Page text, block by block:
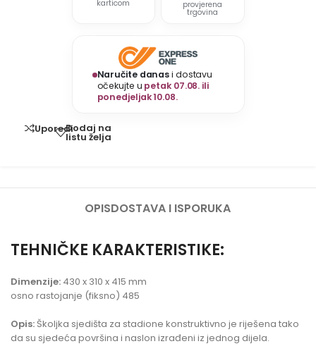
karticom provjerena
trgovina
Naručite danasi dostavu
očekujte u petak 07.08. ili
ponedjeljak 10.08.
UporediDodaj na
listu želja
OPISDOSTAVA I ISPORUKA
TEHNIČKE KARAKTERISTIKE:
Dimenzije: 430 x 310 x 415 mm
osno rastojanje (fiksno) 485
Opis: Školjka sjedišta za stadione konstruktivno je riješena tako
da su sjedeća površina i naslon izrađeni iz jednog dijela.